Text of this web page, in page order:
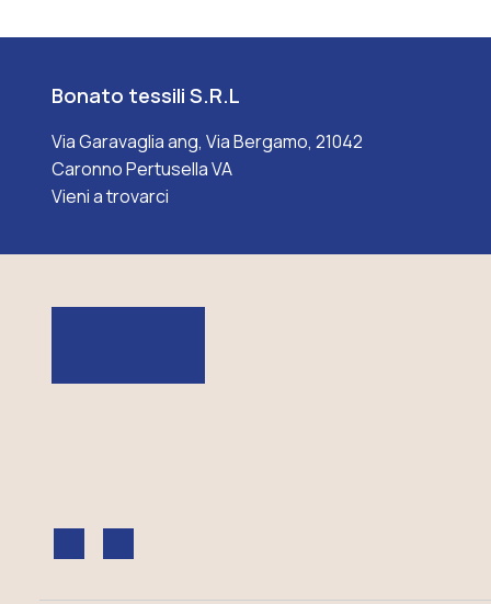
Bonato tessili S.R.L
Via Garavaglia ang, Via Bergamo, 21042
Caronno Pertusella VA
Vieni a trovarci